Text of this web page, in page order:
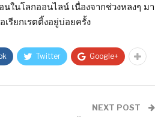
ในโลกออนไลน์ เนื่องจากช่วงหลงๆ มา
เรียกเรตติ้งอยู่บ่อยครั้ง
Twitter Google+
NEXT POST